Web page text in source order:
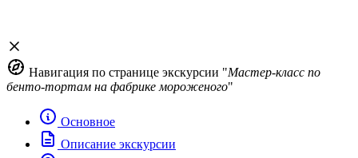
Навигация по странице экскурсии "Мастер-класс по
бенто-тортам на фабрике мороженого"
Основное
Описание экскурсии